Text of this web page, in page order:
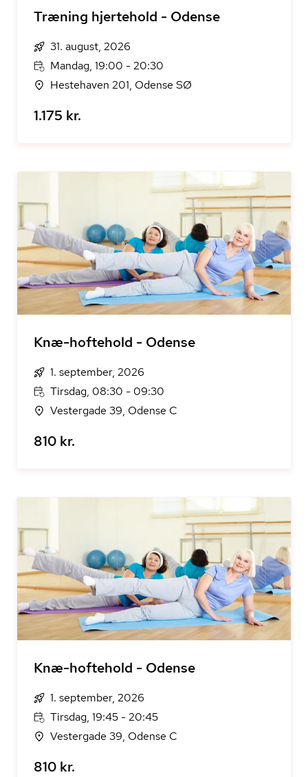
Træning hjertehold - Odense
31. august, 2026
Mandag, 19:00 - 20:30
Hestehaven 201, Odense SØ
1.175 kr.
Knæ-hoftehold - Odense
1. september, 2026
Tirsdag, 08:30 - 09:30
Vestergade 39, Odense C
810 kr.
Knæ-hoftehold - Odense
1. september, 2026
Tirsdag, 19:45 - 20:45
Vestergade 39, Odense C
810 kr.